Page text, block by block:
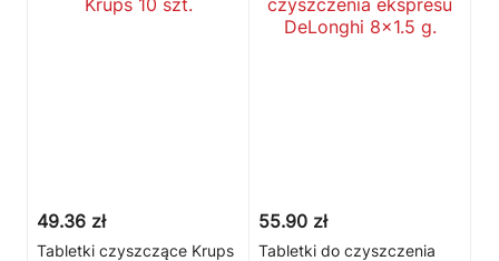
49.36 zł
Tabletki czyszczące Krups
55.90 zł
Tabletki do czyszczenia